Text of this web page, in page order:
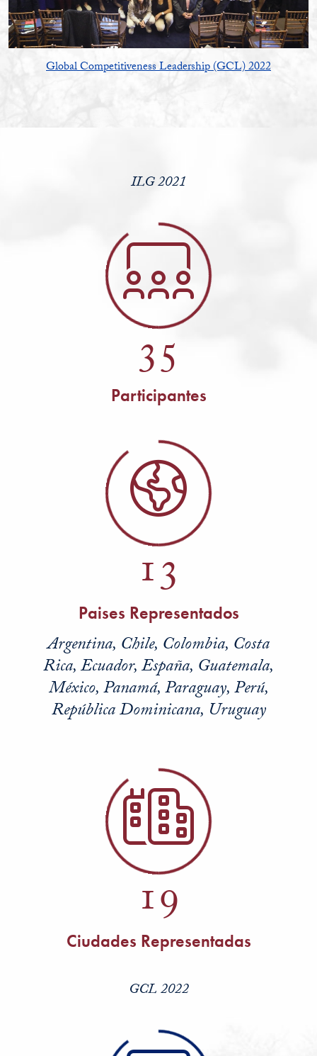
Global Competitiveness Leadership (GCL) 2022
ILG 2021
35
Participantes
13
Paises Representados
Argentina, Chile, Colombia, Costa
Rica, Ecuador, España, Guatemala,
México, Panamá, Paraguay, Perú,
República Dominicana, Uruguay
19
Ciudades Representadas
GCL 2022